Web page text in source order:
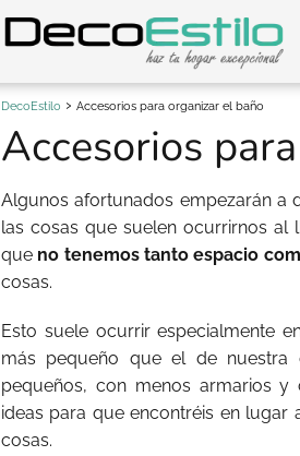
DecoEstilo Accesorios para organizar el baño
Accesorios
Algunos afortunados empezarán a
las cosas que suelen ocurrirnos al
que no tenemos tanto espacio
cosas.
Esto suele ocurrir especialmente
más pequeño que el de
pequeños, con menos armarios
ideas para que encontréis en
cosas.